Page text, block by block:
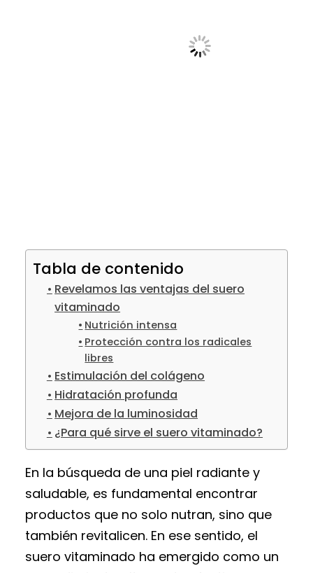
Tabla de contenido
Revelamos las ventajas del suero
vitaminado
Nutrición intensa
Protección contra los radicales
libres
Estimulación del colágeno
Hidratación profunda
Mejora de la luminosidad
¿Para qué sirve el suero vitaminado?
En la búsqueda de una piel radiante y
saludable, es fundamental encontrar
productos que no solo nutran, sino que
también revitalicen. En ese sentido, el
suero vitaminado ha emergido como un